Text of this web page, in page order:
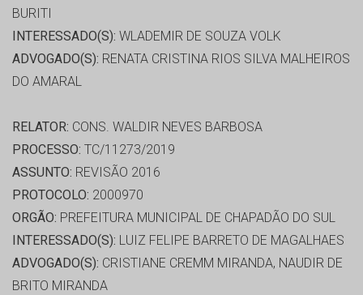
BURITI
INTERESSADO(S): WLADEMIR DE SOUZA VOLK
ADVOGADO(S): RENATA CRISTINA RIOS SILVA MALHEIROS
DO AMARAL
RELATOR: CONS. WALDIR NEVES BARBOSA
PROCESSO: TC/11273/2019
ASSUNTO: REVISÃO 2016
PROTOCOLO: 2000970
ORGÃO: PREFEITURA MUNICIPAL DE CHAPADÃO DO SUL
INTERESSADO(S): LUIZ FELIPE BARRETO DE MAGALHAES
ADVOGADO(S): CRISTIANE CREMM MIRANDA, NAUDIR DE
BRITO MIRANDA